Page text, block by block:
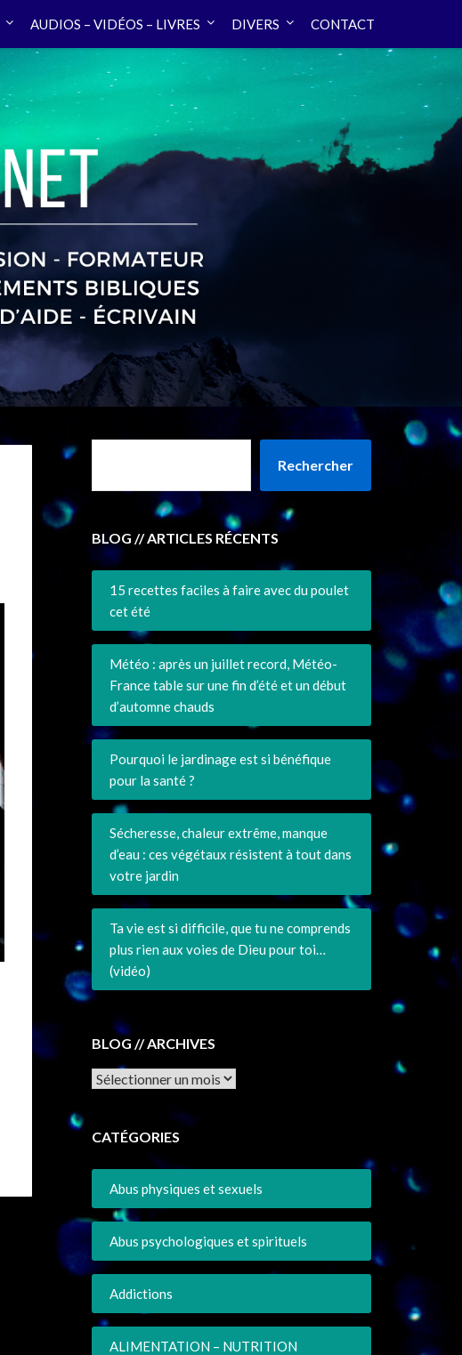
AUDIOS – VIDÉOS – LIVRES DIVERS CONTACT
Rechercher
BLOG // ARTICLES RÉCENTS
15 recettes faciles à faire avec du poulet
cet été
Météo : après un juillet record, Météo-
France table sur une fin d’été et un début
d’automne chauds
Pourquoi le jardinage est si bénéfique
pour la santé ?
Sécheresse, chaleur extrême, manque
d’eau : ces végétaux résistent à tout dans
votre jardin
Ta vie est si difficile, que tu ne comprends
plus rien aux voies de Dieu pour toi…
(vidéo)
BLOG // ARCHIVES
Archives
CATÉGORIES
Abus physiques et sexuels
Abus psychologiques et spirituels
Addictions
ALIMENTATION – NUTRITION